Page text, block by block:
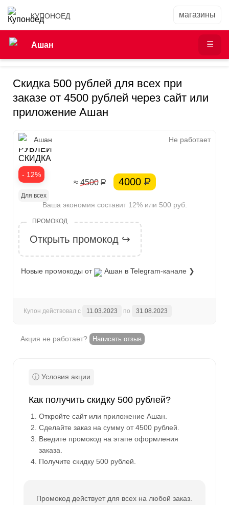
КУПОНОЕД
Ашан
Скидка 500 рублей для всех при
заказе от 4500 рублей через сайт или
приложение Ашан
- 12%
500
РУБЛЕЙ
СКИДКА
Ашан Не работает
≈ 4500 Р 4000 Р
Ваша экономия составит 12% или 500 руб.
Открыть промокод ↪
Новые промокоды от Ашан в Telegram-канале ❯
Для всех
Купон действовал с 11.03.2023 по 31.08.2023
Акция не работает? Написать отзыв
Как получить скидку 500 рублей?
Откройте сайт или приложение Ашан.
Сделайте заказ на сумму от 4500 рублей.
Введите промокод на этапе оформления
заказа.
Получите скидку 500 рублей.
Промокод действует для всех на любой заказ.